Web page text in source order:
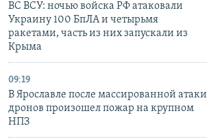
ВС ВСУ: ночью войска РФ атаковали
Украину 100 БпЛА и четырьмя
ракетами, часть из них запускали из
Крыма
09:19
В Ярославле после массированной атаки
дронов произошел пожар на крупном
НПЗ